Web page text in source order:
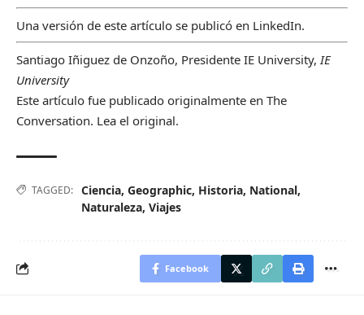
Una versión de este artículo se publicó en LinkedIn.
Santiago Iñiguez de Onzoño, Presidente IE University, IE
University
Este artículo fue publicado originalmente en The
Conversation. Lea el original.
TAGGED: Ciencia, Geographic, Historia, National,
Naturaleza, Viajes
Facebook